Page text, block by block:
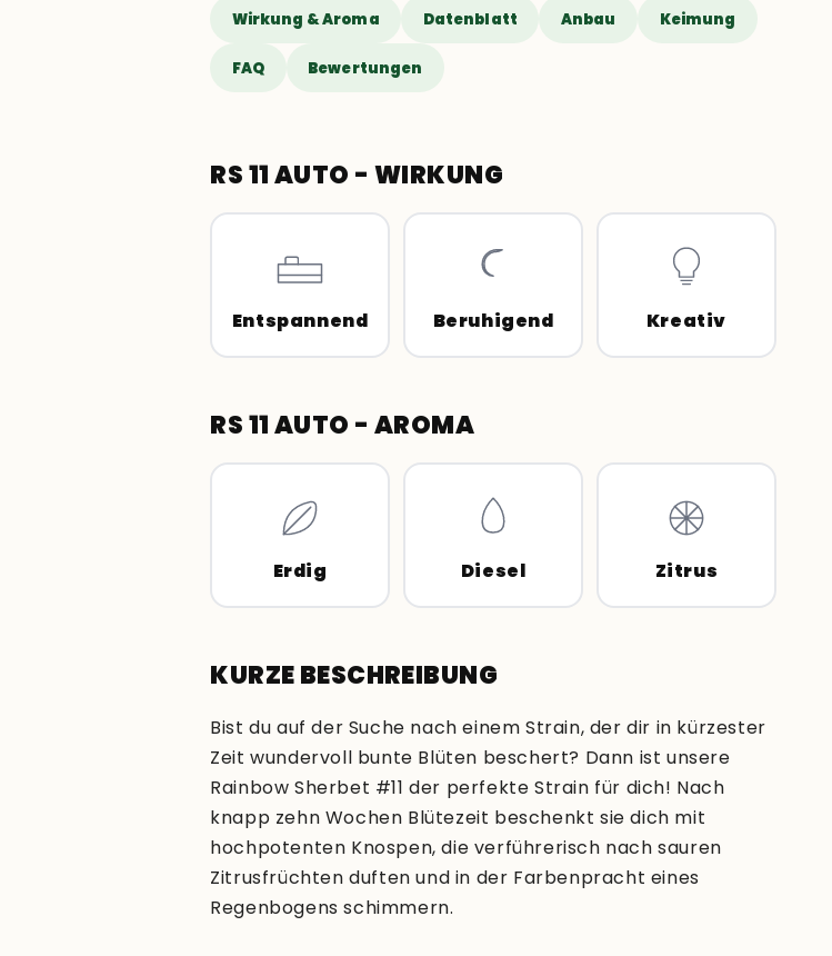
Wirkung & Aroma Datenblatt Anbau Keimung
FAQ Bewertungen
RS 11 AUTO - WIRKUNG
Entspannend Beruhigend Kreativ
RS 11 AUTO - AROMA
Erdig Diesel Zitrus
KURZE BESCHREIBUNG
Bist du auf der Suche nach einem Strain, der dir in kürzester
Zeit wundervoll bunte Blüten beschert? Dann ist unsere
Rainbow Sherbet #11 der perfekte Strain für dich! Nach
knapp zehn Wochen Blütezeit beschenkt sie dich mit
hochpotenten Knospen, die verführerisch nach sauren
Zitrus­früchten duften und in der Farbenpracht eines
Regenbogens schimmern.